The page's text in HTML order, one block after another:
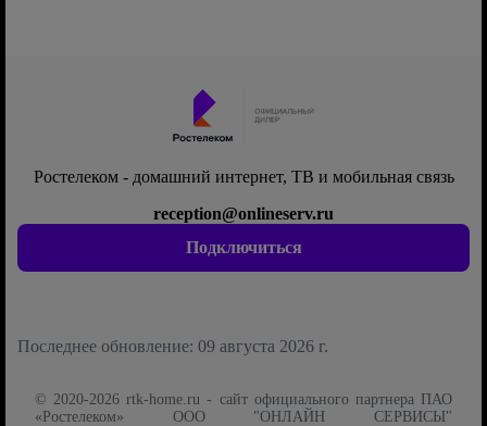
Ростелеком - домашний интернет, ТВ и мобильная связь
Подключиться
reception@onlineserv.ru
Последнее обновление: 09 августа 2026 г.
© 2020-2026 rtk-home.ru - сайт официального партнера ПАО
«Ростелеком» ООО "ОНЛАЙН СЕРВИСЫ"